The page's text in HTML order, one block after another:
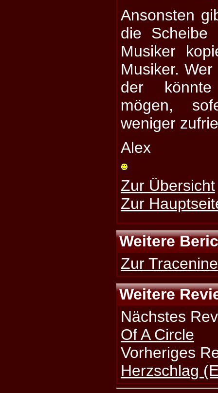
Ansonsten
die Scheibe
Musiker
Musiker.
der
mögen,
weniger
Alex
Zur Übersicht
Zur
Weitere
Zur
Weitere
Nächstes
Of A Circle
Vorheriges
Herzschlag